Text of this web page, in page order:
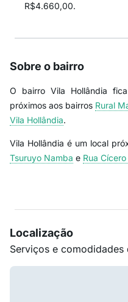
R$4.660,00.
Sobre o bairro
O bairro Vila Hollândia
próximos aos bairros Rural
Vila Hollândia.
Vila Hollândia é um local
Tsuruyo Namba e Rua
Localização
Serviços e comodidades